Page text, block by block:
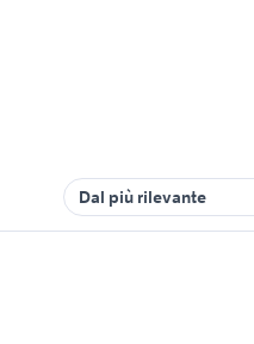
Dal più rilevante